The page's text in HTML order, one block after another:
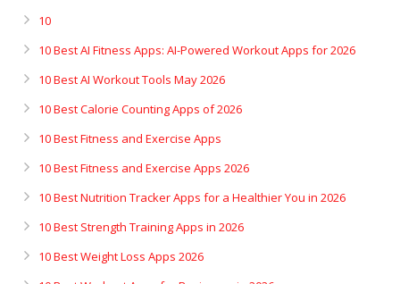
10
10 Best AI Fitness Apps: AI-Powered Workout Apps for 2026
10 Best AI Workout Tools May 2026
10 Best Calorie Counting Apps of 2026
10 Best Fitness and Exercise Apps
10 Best Fitness and Exercise Apps 2026
10 Best Nutrition Tracker Apps for a Healthier You in 2026
10 Best Strength Training Apps in 2026
10 Best Weight Loss Apps 2026